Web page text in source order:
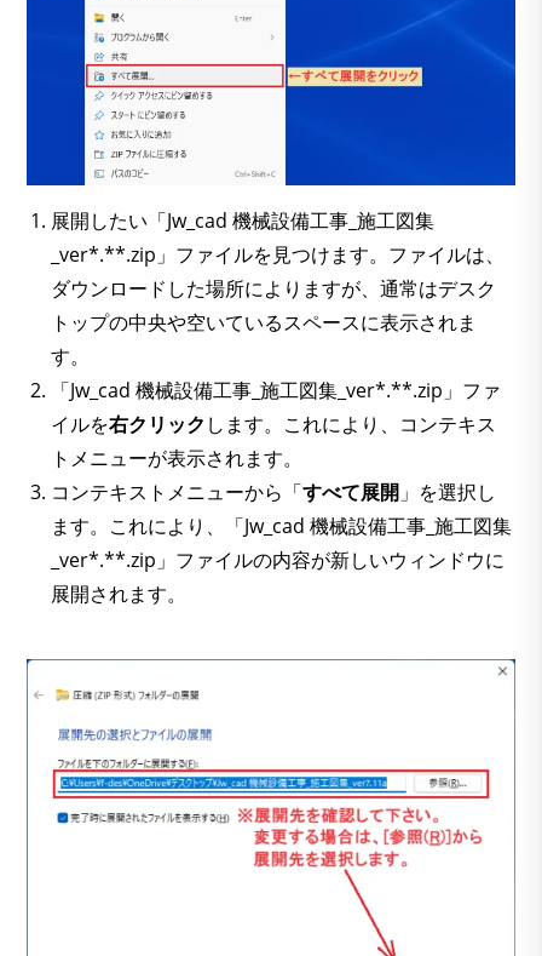
展開したい「Jw_cad 機械設備工事_施工図集
_ver*.**.zip」ファイルを見つけます。ファイルは、
ダウンロードした場所によりますが、通常はデスク
トップの中央や空いているスペースに表示されま
す。
「Jw_cad 機械設備工事_施工図集_ver*.**.zip」ファ
イルを右クリック します。これにより、コンテキス
トメニューが表示されます。
コンテキストメニューから「すべて展開 」を選択し
ます。これにより、「Jw_cad 機械設備工事_施工図集
_ver*.**.zip」ファイルの内容が新しいウィンドウに
展開されます。